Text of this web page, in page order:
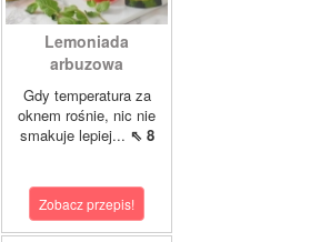
Lemoniada
arbuzowa
Gdy temperatura za
oknem rośnie, nic nie
smakuje lepiej... ⇖ 8
Zobacz przepis!